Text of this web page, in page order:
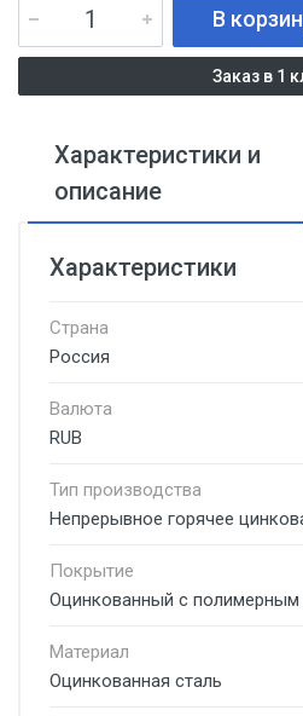
В
Заказ в 1
Характеристики и
описание
Характеристики
Страна
Россия
Валюта
RUB
Тип производства
Непрерывное горячее
Покрытие
Оцинкованный с
Материал
Оцинкованная сталь